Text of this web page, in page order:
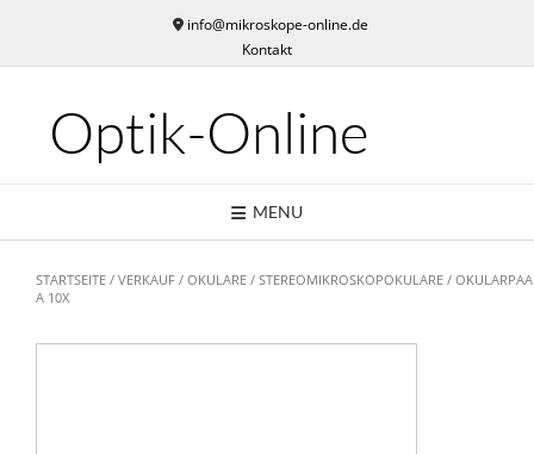
content
info@mikroskope-online.de
Kontakt
Optik-Online
MENU
STARTSEITE / VERKAUF / OKULARE / STEREOMIKROSKOPOKULARE /
A 10X